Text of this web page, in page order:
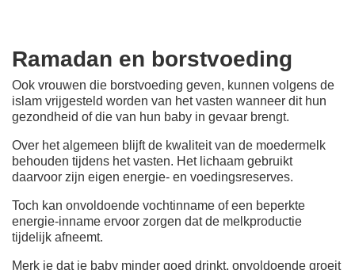
Ramadan en borstvoeding
Ook vrouwen die borstvoeding geven, kunnen volgens de
islam vrijgesteld worden van het vasten wanneer dit hun
gezondheid of die van hun baby in gevaar brengt.
Over het algemeen blijft de kwaliteit van de moedermelk
behouden tijdens het vasten. Het lichaam gebruikt
daarvoor zijn eigen energie- en voedingsreserves.
Toch kan onvoldoende vochtinname of een beperkte
energie-inname ervoor zorgen dat de melkproductie
tijdelijk afneemt.
Merk je dat je baby minder goed drinkt, onvoldoende groeit